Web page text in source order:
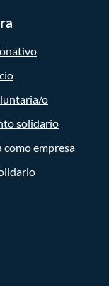
o
solidario
como empresa